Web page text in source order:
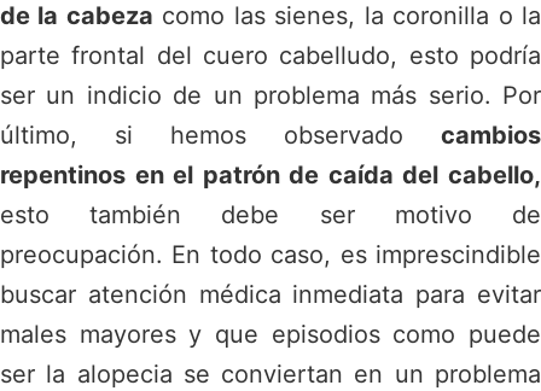
de la cabeza como las sienes, la coronilla o la
parte frontal del cuero cabelludo, esto podría
ser un indicio de un problema más serio. Por
último, si hemos observado cambios
repentinos en el patrón de caída del cabello,
esto también debe ser motivo de
preocupación. En todo caso, es imprescindible
buscar atención médica inmediata para evitar
males mayores y que episodios como puede
ser la alopecia se conviertan en un problema